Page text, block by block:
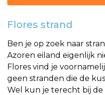
Flores strand
Ben je op zoek naar
Azoren eiland eigenlijk
Flores vind je
geen stranden die de
Wel kun je terecht bij